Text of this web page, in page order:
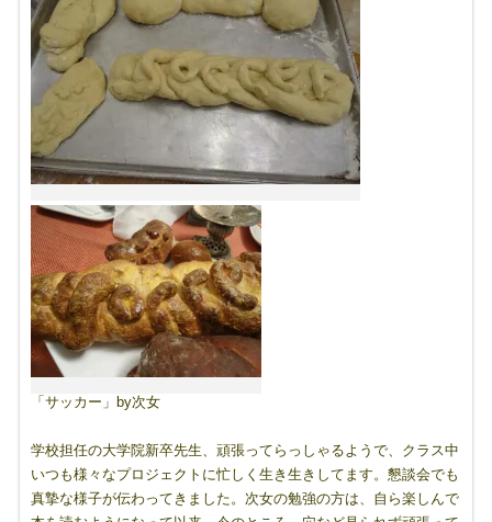
「サッカー」by次女
学校担任の大学院新卒先生、頑張ってらっしゃるようで、クラス中
いつも様々なプロジェクトに忙しく生き生きしてます。懇談会でも
真摯な様子が伝わってきました。次女の勉強の方は、自ら楽しんで